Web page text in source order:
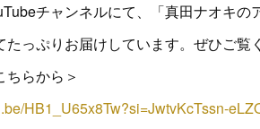
チャンネルにて、「真田ナオキの
っぷりお届けしています。ぜひご覧
ちらから＞
HB1_U65x8Tw?si=JwtvKcTssn-